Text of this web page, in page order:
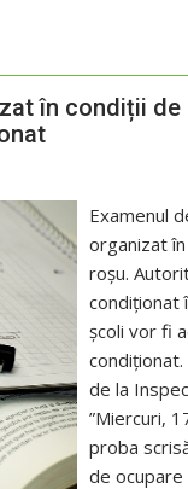
în condiții
Examenul
organizat
roșu.
condiționat
școli vor fi
de la
”Miercuri,
proba
de